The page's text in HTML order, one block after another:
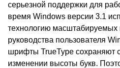
серьезной поддержки для
время Windows версии 3.1
технологию
руководства пользователя
шрифты TrueType сохраняют
изменении высоты букв.